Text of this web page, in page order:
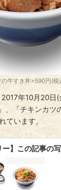
の牛すき丼>590円(税
年10月20日
、「チキンカツ
ています。
ー】この記事の